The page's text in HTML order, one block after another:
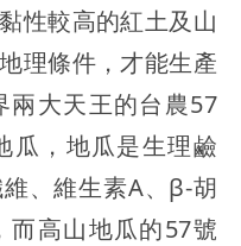
性較高的紅土及山
理條件，才能生產
兩大天王的台農57
瓜，地瓜是生理鹼
、維生素A、β-胡
而高山地瓜的57號